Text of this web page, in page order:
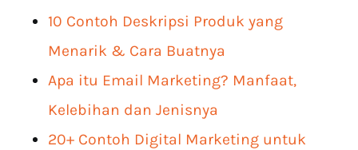
10 Contoh Deskripsi Produk yang
Menarik & Cara Buatnya
Apa itu Email Marketing? Manfaat,
Kelebihan dan Jenisnya
20+ Contoh Digital Marketing untuk